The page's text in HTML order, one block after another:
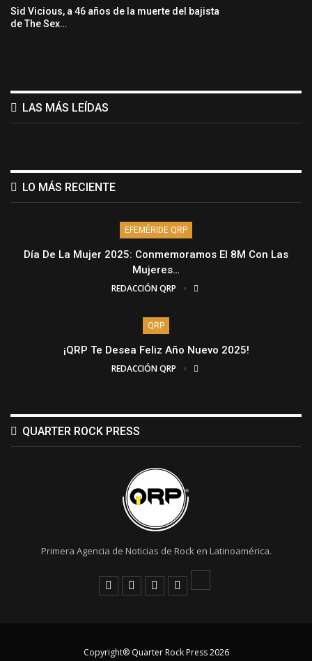
Sid Vicious, a 46 años de la muerte del bajista
de The Sex…
LAS MÁS LEÍDAS
LO MÁS RECIENTE
EFEMÉRIDE QRP
Día De La Mujer 2025: Conmemoramos El 8M Con Las
Mujeres…
REDACCIÓN QRP
QRP
¡QRP Te Desea Feliz Año Nuevo 2025!
REDACCIÓN QRP
QUARTER ROCK PRESS
Primera Agencia de Noticias de Rock en Latinoamérica.
Copyright® Quarter Rock Press 2026